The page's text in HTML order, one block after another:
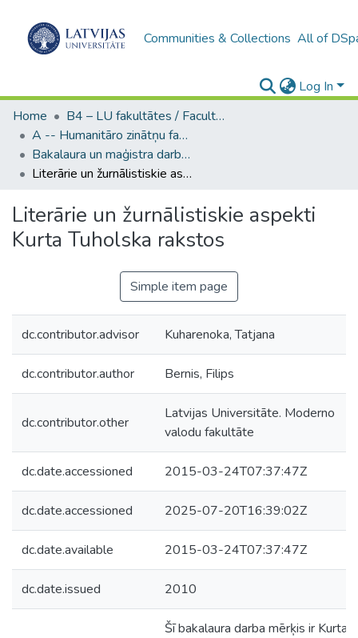
Communities & Collections All of
Log In
Home
B4 – LU fakultātes / Faculties of the UL
A -- Humanitāro zinātņu fakultāte / Faculty of Humanities
Bakalaura un maģistra darbi (HZF) / Bachelor's and Master's theses
Literārie un žurnālistiskie aspekti Kurta Tuholska rakstos
Literārie un žurnālistiskie aspekti
Kurta Tuholska rakstos
Simple item page
dc.contributor.advisor Kuharenoka, Tatjana
dc.contributor.author Bernis, Filips
dc.contributor.other
Latvijas Universitāte. Moderno
valodu fakultāte
dc.date.accessioned 2015-03-24T07:37:47Z
dc.date.accessioned 2025-07-20T16:39:02Z
dc.date.available 2015-03-24T07:37:47Z
dc.date.issued 2010
Šī bakalaura darba mērķis ir Kurta